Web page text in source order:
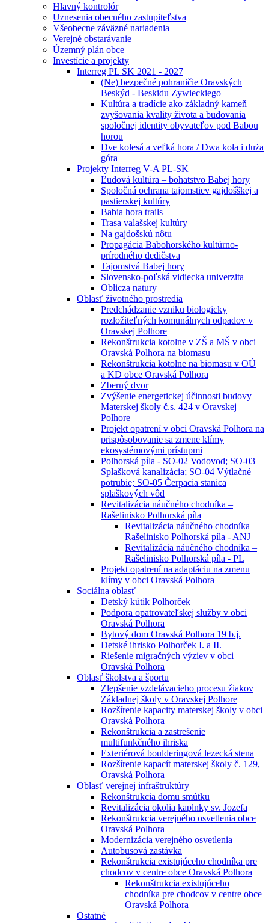
Hlavný kontrolór
Uznesenia obecného zastupiteľstva
Všeobecne záväzné nariadenia
Verejné obstarávanie
Územný plán obce
Investície a projekty
Interreg PL SK 2021 - 2027
(Ne) bezpečné pohraničie Oravských
Beskýd - Beskidu Zywieckiego
Kultúra a tradície ako základný kameň
zvyšovania kvality života a budovania
spoločnej identity obyvateľov pod Babou
horou
Dve kolesá a veľká hora / Dwa koła i duża
góra
Projekty Interreg V-A PL-SK
Ľudová kultúra – bohatstvo Babej hory
Spoločná ochrana tajomstiev gajdošškej a
pastierskej kultúry
Babia hora trails
Trasa valašskej kultúry
Na gajdošskú nôtu
Propagácia Babohorského kultúrno-
prírodného dedičstva
Tajomstvá Babej hory
Slovensko-poľská vidiecka univerzita
Oblicza natury
Oblasť životného prostredia
Predchádzanie vzniku biologicky
rozložiteľných komunálnych odpadov v
Oravskej Polhore
Rekonštrukcia kotolne v ZŠ a MŠ v obci
Oravská Polhora na biomasu
Rekonštrukcia kotolne na biomasu v OÚ
a KD obce Oravská Polhora
Zberný dvor
Zvýšenie energetickej účinnosti budovy
Materskej školy č.s. 424 v Oravskej
Polhore
Projekt opatrení v obci Oravská Polhora na
prispôsobovanie sa zmene klímy
ekosystémovými prístupmi
Polhorská píla - SO-02 Vodovod; SO-03
Splašková kanalizácia; SO-04 Výtlačné
potrubie; SO-05 Čerpacia stanica
splaškových vôd
Revitalizácia náučného chodníka –
Rašelinisko Polhorská píla
Revitalizácia náučného chodníka –
Rašelinisko Polhorská píla - ANJ
Revitalizácia náučného chodníka –
Rašelinisko Polhorská píla - PL
Projekt opatrení na adaptáciu na zmenu
klímy v obci Oravská Polhora
Sociálna oblasť
Detský kútik Polhorček
Podpora opatrovateľskej služby v obci
Oravská Polhora
Bytový dom Oravská Polhora 19 b.j.
Detské ihrisko Polhorček I. a II.
Riešenie migračných výziev v obci
Oravská Polhora
Oblasť školstva a športu
Zlepšenie vzdelávacieho procesu žiakov
Základnej školy v Oravskej Polhore
Rozšírenie kapacity materskej školy v obci
Oravská Polhora
Rekonštrukcia a zastrešenie
multifunkčného ihriska
Exteriérová boulderingová lezecká stena
Rozšírenie kapacít materskej školy č. 129,
Oravská Polhora
Oblasť verejnej infraštruktúry
Rekonštrukcia domu smútku
Revitalizácia okolia kaplnky sv. Jozefa
Rekonštrukcia verejného osvetlenia obce
Oravská Polhora
Modernizácia verejného osvetlenia
Autobusová zastávka
Rekonštrukcia existujúceho chodníka pre
chodcov v centre obce Oravská Polhora
Rekonštrukcia existujúceho
chodníka pre chodcov v centre obce
Oravská Polhora
Ostatné